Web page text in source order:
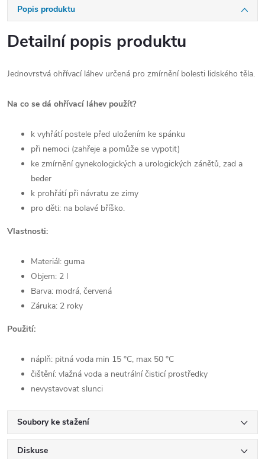
Popis produktu
Detailní popis produktu
Jednovrstvá ohřívací láhev určená pro zmírnění bolesti lidského těla.
Na co se dá ohřívací láhev použít?
k vyhřátí postele před uložením ke spánku
při nemoci (zahřeje a pomůže se vypotit)
ke zmírnění gynekologických a urologických zánětů, zad a
beder
k prohřátí při návratu ze zimy
pro děti: na bolavé bříško.
Vlastnosti:
Materiál: guma
Objem: 2 l
Barva: modrá, červená
Záruka: 2 roky
Použití:
náplň: pitná voda min 15 °C, max 50 °C
čištění: vlažná voda a neutrální čisticí prostředky
nevystavovat slunci
Soubory ke stažení
Diskuse